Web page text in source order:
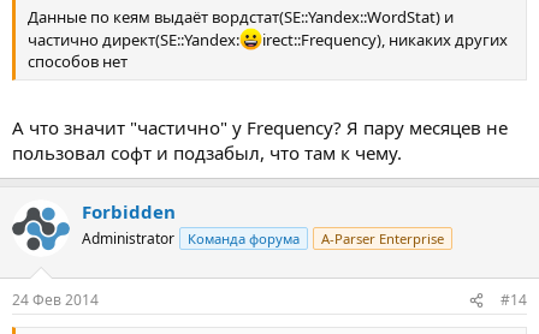
Данные по кеям выдаёт вордстат(SE::Yandex::WordStat) и
частично директ(SE::Yandex:
irect::Frequency), никаких других
способов нет
А что значит "частично" у Frequency? Я пару месяцев не
пользовал софт и подзабыл, что там к чему.
Forbidden
Administrator Команда форума A-Parser Enterprise
24 Фев 2014 #14